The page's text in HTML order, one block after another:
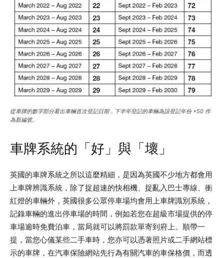
從車牌的數字部分看出車輛首次登記日期，下半年登記的車輛為該登記年份 +50 作
為新編號。
車牌系統的「好」與「壞」
英國的車牌系統之所以這麼精細，是因為英國不少地方都會用
上車牌辨識系統，除了捉超速的快相機、捉亂入巴士專線、衝
紅燈的車輛外，英國很多公眾停車場均會用上車牌識別系統，
記錄車輛的進出停車場的時間，例如若您在超級市場提供的停
車場逾時免費泊車，當局就可以將罰款單寄到府上。順帶一
提，當您心儀某些二手車時，您亦可以憑著照片或二手網站標
示的車牌，在汽車保險網站先行為有關汽車的車保格價，而透